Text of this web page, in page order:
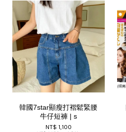
韓國7star顯瘦打褶鬆緊腰
牛仔短褲 | s
NT$ 1,100